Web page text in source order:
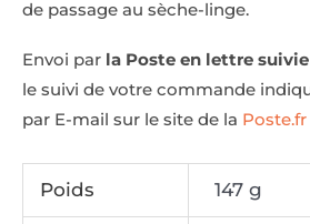
de passage au sèche-linge.
Envoi par la Poste en lettre suivie
le suivi de votre commande
par E-mail sur le site de la Poste.fr
Poids 147 g